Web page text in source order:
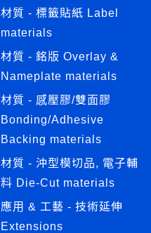
材質 - 標籤貼紙 Label
materials
材質 - 銘版 Overlay &
Nameplate materials
材質 - 感壓膠/雙面膠
Bonding/Adhesive
Backing materials
材質 - 沖型模切品, 電子輔
料 Die-Cut materials
應用 & 工藝 - 技術延伸
Extensions